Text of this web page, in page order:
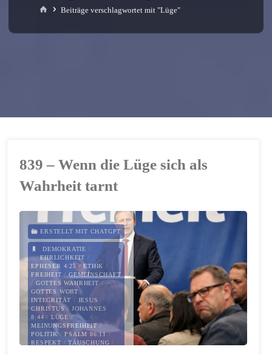
StartBeiträge verschlagwortet mit "Lüge"
839 – Wenn die Lüge sich als
Wahrheit tarnt
ERSTELLT MIT CHATGPT
DEMOKRATIE /
EHRLICHKEIT /
EPHESER 4:25 /ETHIK /
FREIHEIT / GEMEINSCHAFT
/ GOTTES WAHRHEIT/
GOTTES WORT /
INTEGRITÄT / JESUS
CHRISTUS / JOHANNES
8:44 / LÜGE /
MEINUNGSFREIHEIT /
POLITIK /PSALM 86:11/
RESPEKT /TÄUSCHUNG /